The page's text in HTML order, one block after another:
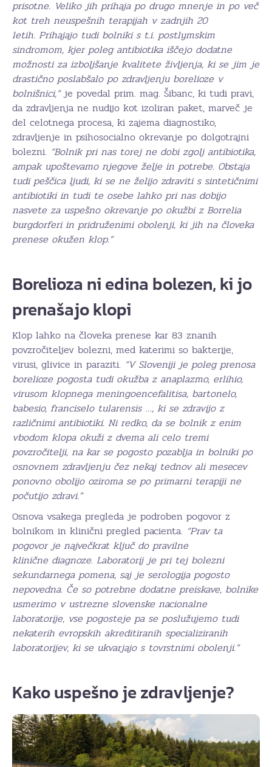
prisotne. Veliko jih prihaja po drugo mnenje in po več
kot treh neuspešnih terapijah v zadnjih 20
letih. Prihajajo tudi bolniki s t.i. postlymskim
sindromom, kjer poleg antibiotika iščejo dodatne
možnosti za izboljšanje kvalitete življenja, ki se jim je
drastično poslabšalo po zdravljenju borelioze v
bolnišnici,”je povedal prim. mag. Šibanc, ki tudi pravi,
da zdravljenja ne nudijo kot izoliran paket, marveč je
del celotnega procesa, ki zajema diagnostiko,
zdravljenje in psihosocialno okrevanje po dolgotrajni
bolezni. “Bolnik pri nas torej ne dobi zgolj antibiotika,
ampak upoštevamo njegove želje in potrebe. Obstaja
tudi peščica ljudi, ki se ne želijo zdraviti s sintetičnimi
antibiotiki in tudi te osebe lahko pri nas dobijo
nasvete za uspešno okrevanje po okužbi z Borrelia
burgdorferi in pridruženimi obolenji, ki jih na človeka
prenese okužen klop.”
Borelioza ni edina bolezen, ki jo
prenašajo klopi
Klop lahko na človeka prenese kar 83 znanih
povzročiteljev bolezni, med katerimi so bakterije,
virusi, glivice in paraziti. “V Sloveniji je poleg prenosa
borelioze pogosta tudi okužba z anaplazmo, erlihio,
virusom klopnega meningoencefalitisa, bartonelo,
babesio, franciselo tularensis …, ki se zdravijo z
različnimi antibiotiki. Ni redko, da se bolnik z enim
vbodom klopa okuži z dvema ali celo tremi
povzročitelji, na kar se pogosto pozablja in bolniki po
osnovnem zdravljenju čez nekaj tednov ali mesecev
ponovno obolijo oziroma se po primarni terapiji ne
počutijo zdravi.”
Osnova vsakega pregleda je podroben pogovor z
bolnikom in klinični pregled pacienta. “Prav ta
pogovor je največkrat ključ do pravilne
klinične diagnoze. Laboratorij je pri tej bolezni
sekundarnega pomena, saj je serologija pogosto
nepovedna. Če so potrebne dodatne preiskave, bolnike
usmerimo v ustrezne slovenske nacionalne
laboratorije, vse pogosteje pa se poslužujemo tudi
nekaterih evropskih akreditiranih specializiranih
laboratorijev, ki se ukvarjajo s tovrstnimi obolenji.”
Kako uspešno je zdravljenje?